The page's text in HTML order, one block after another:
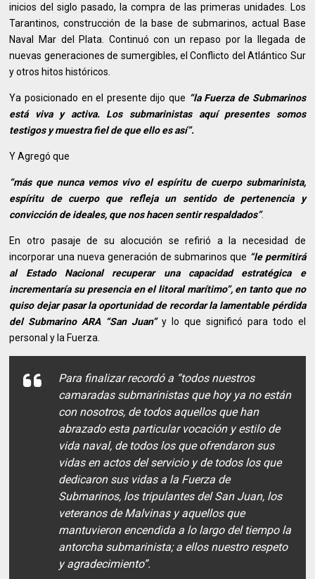
inicios del siglo pasado, la compra de las primeras unidades. Los
Tarantinos, construcción de la base de submarinos, actual Base
Naval Mar del Plata. Continuó con un repaso por la llegada de
nuevas generaciones de sumergibles, el Conflicto del Atlántico Sur
y otros hitos históricos.
Ya posicionado en el presente dijo que “la Fuerza de Submarinos
está viva y activa. Los submarinistas aquí presentes somos
testigos y muestra fiel de que ello es así”.
Y Agregó que
“más que nunca vemos vivo el espíritu de cuerpo submarinista,
espíritu de cuerpo que refleja un sentido de pertenencia y
convicción de ideales, que nos hacen sentir respaldados”.
En otro pasaje de su alocución se refirió a la necesidad de
incorporar una nueva generación de submarinos que “le permitirá
al Estado Nacional recuperar una capacidad estratégica e
incrementaría su presencia en el litoral marítimo”, en tanto que no
quiso dejar pasar la oportunidad de recordar la lamentable pérdida
del Submarino ARA “San Juan”y lo que significó para todo el
personal y la Fuerza.
Para finalizar recordó a “todos nuestros
camaradas submarinistas que hoy ya no están
con nosotros, de todos aquellos que han
abrazado esta particular vocación y estilo de
vida naval, de todos los que ofrendaron sus
vidas en actos del servicio y de todos los que
dedicaron sus vidas a la Fuerza de
Submarinos, los tripulantes del San Juan, los
veteranos de Malvinas y aquellos que
mantuvieron encendida a lo largo del tiempo la
antorcha submarinista; a ellos nuestro respeto
y agradecimiento”.